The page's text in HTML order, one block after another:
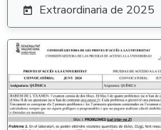
 Extraordinaria de 2025